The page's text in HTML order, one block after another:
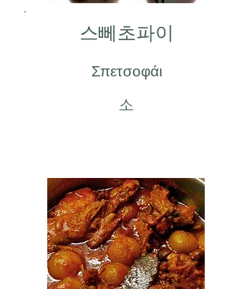
스뻬초파이
Σπετσοφάι
소